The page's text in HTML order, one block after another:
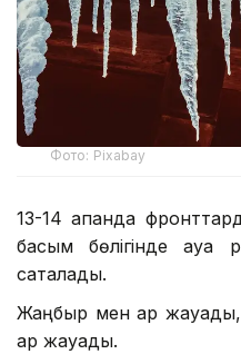
Фото: Pixabay
13-14 ақпанда
басым бөлігінде ауа
сақталады.
Жаңбыр мен қар жауады,
қар жауады.